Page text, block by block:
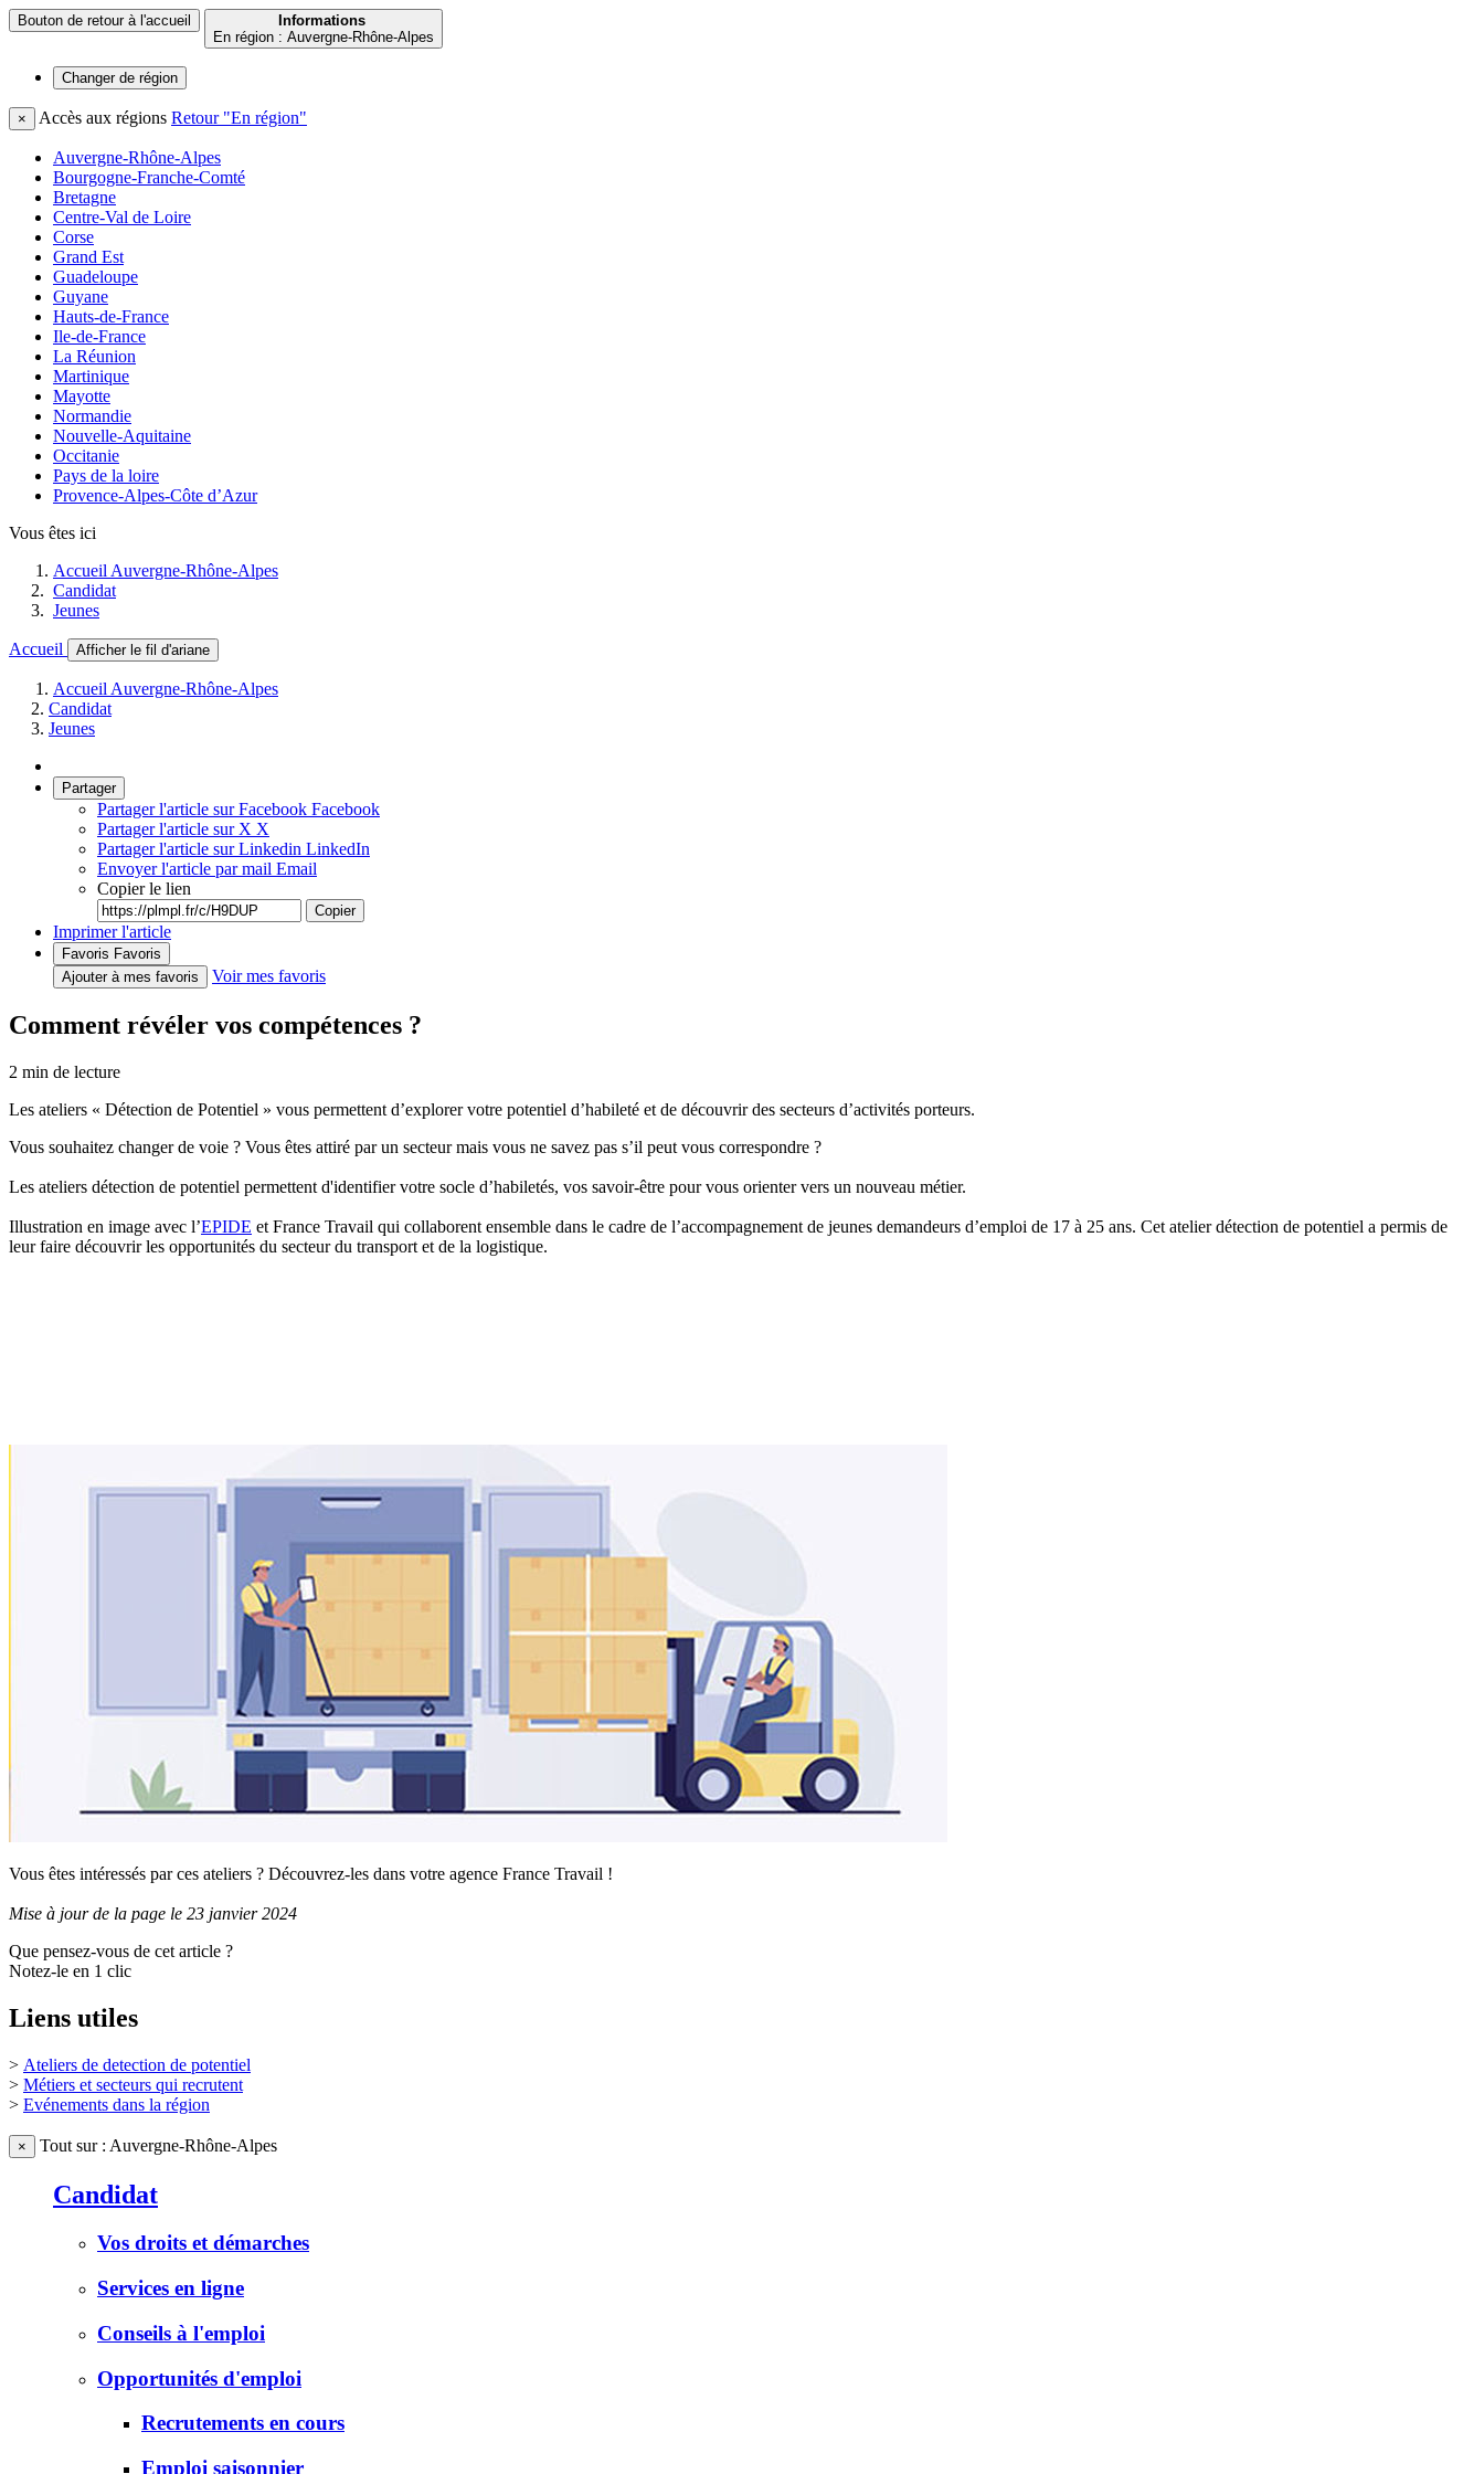
Bouton de retour à l'accueil
Informations
En région : Auvergne-Rhône-Alpes
Changer de région
× Accès aux régions Retour "En région"
Auvergne-Rhône-Alpes
Bourgogne-Franche-Comté
Bretagne
Centre-Val de Loire
Corse
Grand Est
Guadeloupe
Guyane
Hauts-de-France
Ile-de-France
La Réunion
Martinique
Mayotte
Normandie
Nouvelle-Aquitaine
Occitanie
Pays de la loire
Provence-Alpes-Côte d’Azur
Vous êtes ici
Accueil Auvergne-Rhône-Alpes
Candidat
Jeunes
Accueil Afficher le fil d'ariane
Accueil Auvergne-Rhône-Alpes
Candidat
Jeunes
Partager
Partager l'article sur Facebook Facebook
Partager l'article sur X X
Partager l'article sur Linkedin LinkedIn
Envoyer l'article par mail Email
Copier le lien
Copier
Imprimer l'article
Favoris Favoris
Ajouter à mes favoris
Voir mes favoris
Comment révéler vos compétences ?
2 min de lecture
Les ateliers « Détection de Potentiel » vous permettent d’explorer votre potentiel d’habileté et de découvrir des secteurs d’activités porteurs.
Vous souhaitez changer de voie ? Vous êtes attiré par un secteur mais vous ne savez pas s’il peut vous correspondre ?
Les ateliers détection de potentiel permettent d'identifier votre socle d’habiletés, vos savoir-être pour vous orienter vers un nouveau métier.
Illustration en image avec l’EPIDE et France Travail qui collaborent ensemble dans le cadre de l’accompagnement de jeunes demandeurs d’emploi de 17 à 25 ans. Cet atelier détection de potentiel a permis de
leur faire découvrir les opportunités du secteur du transport et de la logistique.
Vous êtes intéressés par ces ateliers ? Découvrez-les dans votre agence France Travail !
Mise à jour de la page le 23 janvier 2024
Que pensez-vous de cet article ?
Notez-le en 1 clic
Liens utiles
> Ateliers de detection de potentiel
> Métiers et secteurs qui recrutent
> Evénements dans la région
× Tout sur : Auvergne-Rhône-Alpes
Candidat
Vos droits et démarches
Services en ligne
Conseils à l'emploi
Opportunités d'emploi
Recrutements en cours
Emploi saisonnier